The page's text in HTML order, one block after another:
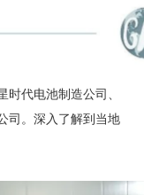
代电池制造公司、
司。深入了解到当地